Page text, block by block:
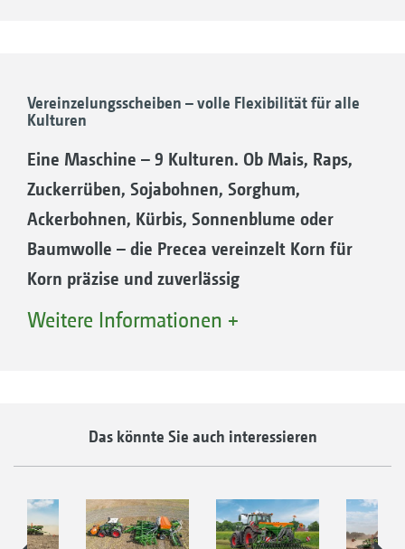
Infrarotsensor des Optogeber registriert und
als Signal in das AmaTron 4 übertragen. Hier
Abstreiferfernverstellung SmartControl
Vereinzelungsscheiben – volle Flexibilität für alle
Kulturen
Eine Maschine – 9 Kulturen. Ob Mais, Raps,
Zuckerrüben, Sojabohnen, Sorghum,
Ackerbohnen, Kürbis, Sonnenblume oder
Baumwolle – die Precea vereinzelt Korn für
Korn präzise und zuverlässig
Immer komplexere Fruchtfolgen halten Einzug
Marktchancen auch kurzfristig erfolgen. Die
eine Konstante: Die präzise Vereinzelung der
Weitere Informationen +
Das könnte Sie auch interessieren